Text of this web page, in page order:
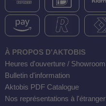
220B
660b
988b
AP1101
À PROPOS D'AKTOBIS
Heures d'ouverture / Showroom
Bulletin d'information
Aktobis PDF Catalogue
Nos représentations à l'étranger